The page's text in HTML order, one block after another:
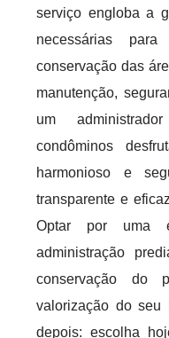
serviço engloba a
necessárias
conservação das
manutenção,
um
condôminos
harmonioso e
transparente e
Optar por uma
administração
conservação do
valorização do seu
depois: escolha